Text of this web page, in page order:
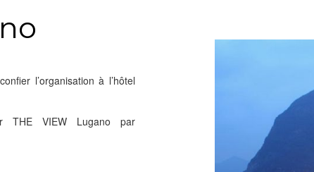
l’organisation à l’hôtel
THE VIEW Lugano par